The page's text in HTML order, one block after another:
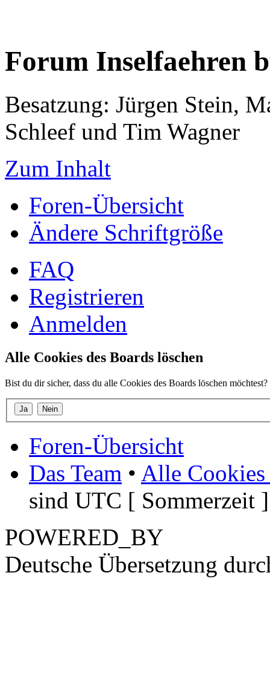
Forum Inselfaehren
Besatzung: Jürgen Stein,
Schleef und Tim Wagner
Zum Inhalt
Foren-Übersicht
Ändere Schriftgröße
FAQ
Registrieren
Anmelden
Alle Cookies des Boards löschen
Bist du dir sicher, dass du alle Cookies des Boards löschen möchtest?
Foren-Übersicht
Das Team • Alle Cookies
sind UTC [ Sommerzeit ]
POWERED_BY
Deutsche Übersetzung